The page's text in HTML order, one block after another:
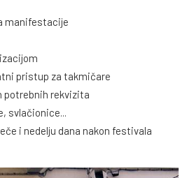
manifestacije
pristup za takmičare
potrebnih rekvizita
svlačionice...
i nedelju dana nakon festivala